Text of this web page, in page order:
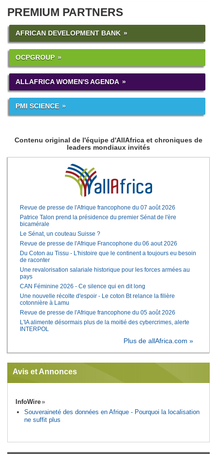
PREMIUM PARTNERS
AFRICAN DEVELOPMENT BANK
OCPGROUP
ALLAFRICA WOMEN'S AGENDA
PMI SCIENCE
Contenu original de l'équipe d'AllAfrica et chroniques de
leaders mondiaux invités
Revue de presse de l'Afrique francophone du 07 août 2026
Patrice Talon prend la présidence du premier Sénat de l'ère
bicamérale
Le Sénat, un couteau Suisse ?
Revue de presse de l'Afrique Francophone du 06 aout 2026
Du Coton au Tissu - L'histoire que le continent a toujours eu besoin
de raconter
Une revalorisation salariale historique pour les forces armées au
pays
CAN Féminine 2026 - Ce silence qui en dit long
Une nouvelle récolte d'espoir - Le coton Bt relance la filière
cotonnière à Lamu
Revue de presse de l'Afrique francophone du 05 août 2026
L'IA alimente désormais plus de la moitié des cybercrimes, alerte
INTERPOL
Plus de allAfrica.com »
Avis et Annonces
InfoWire
Souveraineté des données en Afrique - Pourquoi la localisation
ne suffit plus